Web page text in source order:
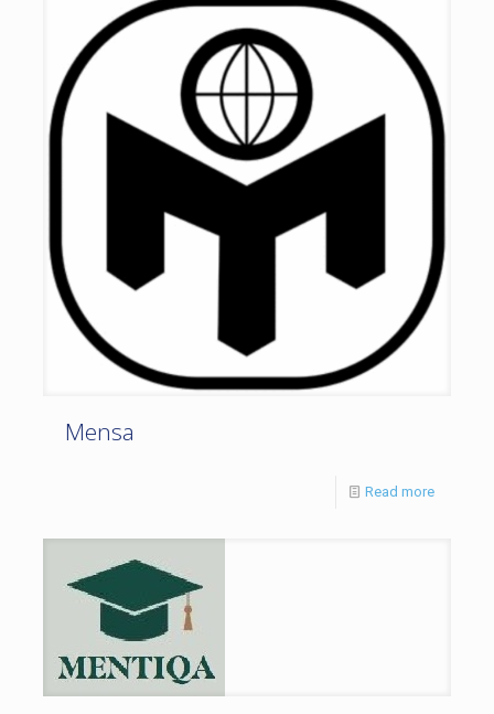
Mensa
Read more